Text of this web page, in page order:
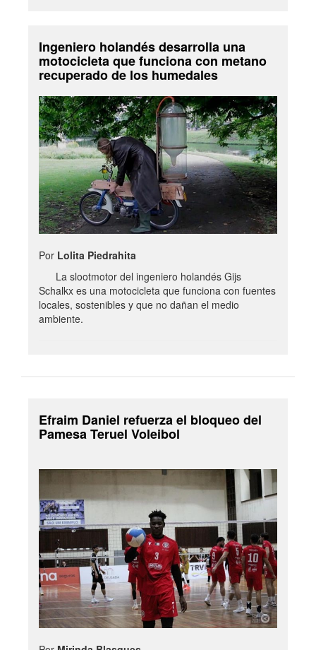
Ingeniero holandés desarrolla una
motocicleta que funciona con metano
recuperado de los humedales
Por Lolita Piedrahita
La slootmotor del ingeniero holandés Gijs
Schalkx es una motocicleta que funciona con fuentes
locales, sostenibles y que no dañan el medio
ambiente.
Efraim Daniel refuerza el bloqueo del
Pamesa Teruel Voleibol